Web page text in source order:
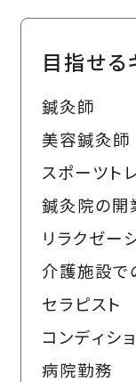
目指せる
鍼灸師
美容鍼灸師
スポーツト
鍼灸院の開
リラクゼー
介護施設で
セラピスト
コンディシ
病院勤務